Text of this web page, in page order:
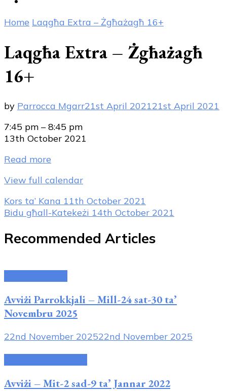
Home Laqgħa Extra – Żgħażagħ 16+
Laqgħa Extra – Żgħażagħ
16+
by Parrocca Mgarr21st April 202121st April 2021
Laqgħa
Extra
Żgħażagħ
7:45 pm – 8:45 pm
13th October 2021
Read more
View full calendar
Post
Navigation
Kors ta’ Kana 11th October 2021
Bidu għall-Katekeżi 14th October 2021
Recommended Articles
Avviżi Parrokkjali – Mill-24 sat-30 ta’
Novembru 2025
22nd November 202522nd November 2025
Avviżi – Mit-2 sad-9 ta’ Jannar 2022